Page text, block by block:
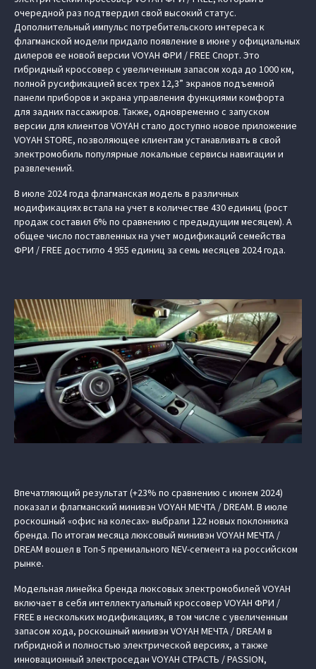
очередной раз подтвердил свой высокий статус.
Дополнительный импульс потребительского интереса к
флагманской модели придало появление в июне у официальных
дилеров ее новой версии VOYAH ФРИ / FREE Спорт. Это
гибридный кроссовер с увеличенным запасом хода до 1000 км,
полной русификацией всех трех 12,3” экранов подъемной
панели приборов и экрана управления функциями комфорта
для задних пассажиров. Также, одновременно с запуском
версии для клиентов VOYAH стало доступно новое приложение
VOYAH STORE, позволяющее клиентам устанавливать в свой
электромобиль популярные локальные сервисы навигации и
развлечений.
В июле 2024 года флагманская модель в различных
модификациях встала на учет в количестве 430 единиц (рост
продаж составил 6% по сравнению с предыдущим месяцем). А
общее число поставленных на учет модификаций семейства
ФРИ / FREE достигло 4 955 единиц за семь месяцев 2024 года.
Впечатляющий результат (+23% по сравнению с июнем 2024)
показал и флагманский минивэн VOYAH МЕЧТА / DREAM. В июле
роскошный «офис на колесах» выбрали 122 новых поклонника
бренда. По итогам месяца люксовый минивэн VOYAH МЕЧТА /
DREAM вошел в Топ-5 премиального NEV-сегмента на российском
рынке.
Модельная линейка бренда люксовых электромобилей VOYAH
включает в себя интеллектуальный кроссовер VOYAH ФРИ /
FREE в нескольких модификациях, в том числе с увеличенным
запасом хода, роскошный минивэн VOYAH МЕЧТА / DREAM в
гибридной и полностью электрической версиях, а также
инновационный электроседан VOYAH СТРАСТЬ / PASSION,